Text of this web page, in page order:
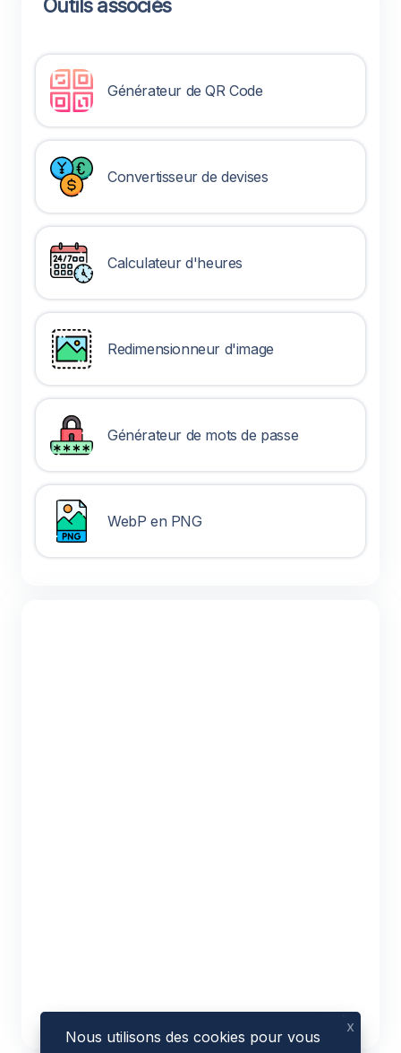
Outils associés
Générateur de QR Code
Convertisseur de devises
Calculateur d'heures
Redimensionneur d'image
Générateur de mots de passe
WebP en PNG
Nous utilisons des cookies pour vous
x